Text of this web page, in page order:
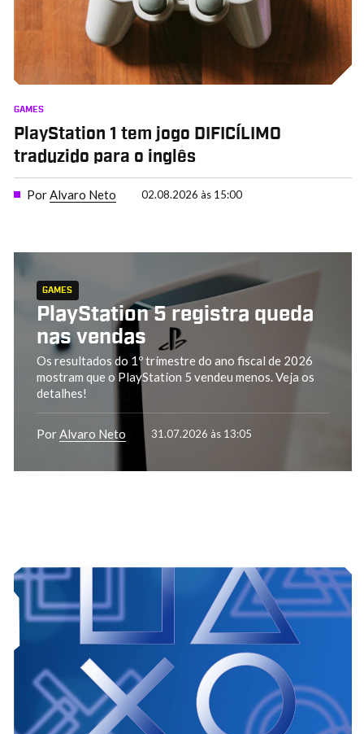
GAMES
PlayStation 1 tem jogo DIFICÍLIMO
traduzido para o inglês
PorAlvaro Neto 02.08.2026 às 15:00
GAMES
PlayStation 5 registra queda
nas vendas
Os resultados do 1º trimestre do ano fiscal de 2026
mostram que o PlayStation 5 vendeu menos. Veja os
detalhes!
PorAlvaro Neto 31.07.2026 às 13:05